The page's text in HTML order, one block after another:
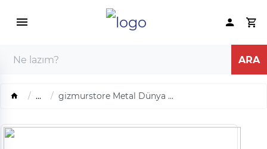
... gizmurstore Metal Dünya ...